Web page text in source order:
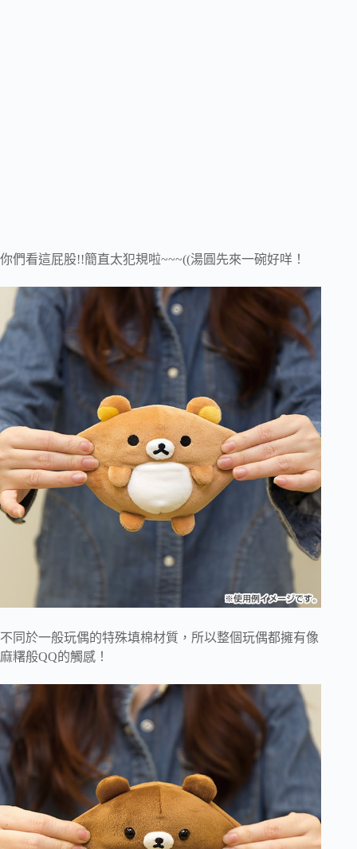
你們看這屁股!!簡直太犯規啦~~~((湯圓先來一碗好咩！
不同於一般玩偶的特殊填棉材質，所以整個玩偶都擁有像
麻糬般QQ的觸感！